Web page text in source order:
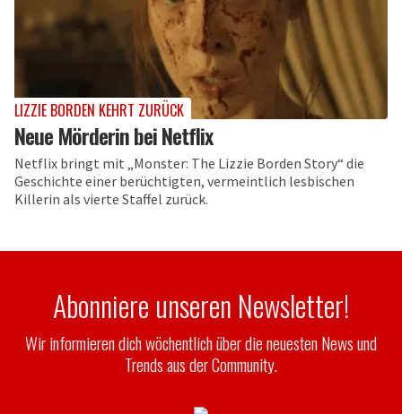
LIZZIE BORDEN KEHRT ZURÜCK
Neue Mörderin bei Netflix
Netflix bringt mit „Monster: The Lizzie Borden Story“ die
Geschichte einer berüchtigten, vermeintlich lesbischen
Killerin als vierte Staffel zurück.
Abonniere unseren Newsletter!
Wir informieren dich wöchentlich über die neuesten News und
Trends aus der Community.